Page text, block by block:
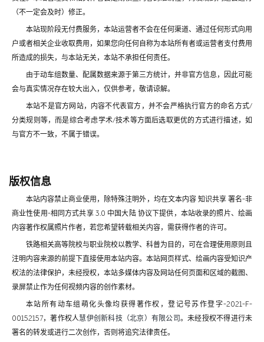
（不一定会及时）修正。
本站现阶段无付费服务，本站运营者不会在任何渠道、通过任何形式向用
户或者相关企业收取费用，如果您向任何自称为本站所有者或运营者支付费用
所造成的损失，与本站无关，本站不承担任何责任。
由于动车组数量、配属数据来源于第三方统计，并非官方信息，因此可能
会与真实情况存在较大出入，仅供参考，敬请谅解。
本站不是官方网站，内容不代表官方，并不会严格执行官方的命名方式/
分类规则等，而是综合考虑学术/技术等方面后选取更优的方式进行描述，如
与官方不一致，不属于错误。
版权信息
本站内容禁止商业使用，除特殊注明外，均在文本内容 知识共享 署名-非
商业性使用-相同方式共享 3.0 中国大陆 协议下提供，本站收录的照片、绘画
内容著作权属照片作者，若您希望转载相关内容，需获得作者的许可。
铁路相关高等院校与职业院校以教学、科普为目的，可在合理使用原则且
注明内容来源的前提下直接使用本站内容。本站网页样式、绘画内容受知识产
权法的法律保护，未经授权，本站多媒体内容及网站任何页面和区域的截图、
录屏禁止作为任何视频内容的创作素材。
本站所有动车组萌化头像均获得著作权，登记号苏作登字-2021-F-
00152157，著作权人慧伊创新科技（北京）有限公司 。未经授权不得进行未
署名的转发或进行二次创作，否则将追究法律责任。